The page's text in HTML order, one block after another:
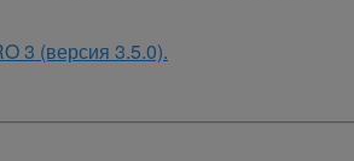
3 (версия 3.5.0).